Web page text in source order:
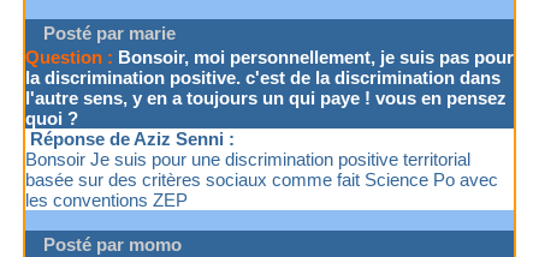
Posté par marie
Question : Bonsoir, moi personnellement, je suis pas pour
la discrimination positive. c'est de la discrimination dans
l'autre sens, y en a toujours un qui paye ! vous en pensez
quoi ?
Réponse de Aziz Senni :
Bonsoir Je suis pour une discrimination positive territorial
basée sur des critères sociaux comme fait Science Po avec
les conventions ZEP
Posté par momo